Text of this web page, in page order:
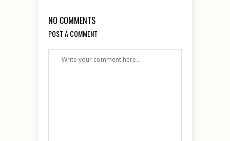
NO COMMENTS
POST A COMMENT